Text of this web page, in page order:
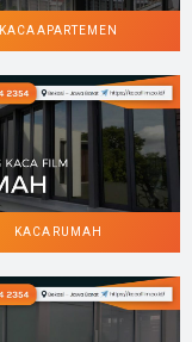
KACA APARTEMEN
KACA RUMAH